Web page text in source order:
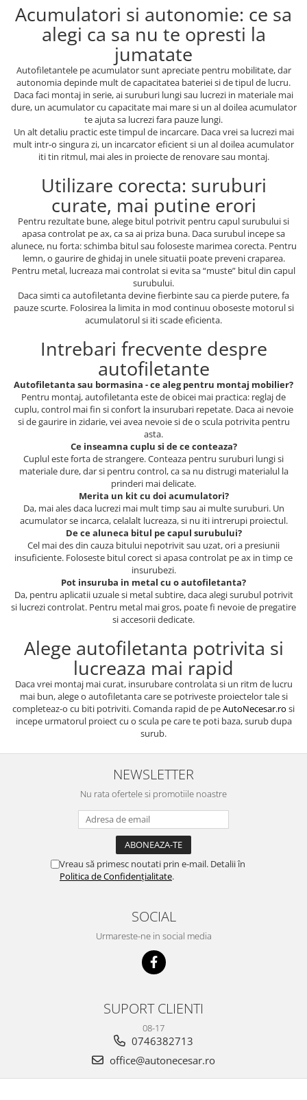
Acumulatori si autonomie: ce sa
alegi ca sa nu te opresti la
jumatate
Autofiletantele pe acumulator sunt apreciate pentru mobilitate, dar
autonomia depinde mult de capacitatea bateriei si de tipul de lucru.
Daca faci montaj in serie, ai suruburi lungi sau lucrezi in materiale mai
dure, un acumulator cu capacitate mai mare si un al doilea acumulator
te ajuta sa lucrezi fara pauze lungi.
Un alt detaliu practic este timpul de incarcare. Daca vrei sa lucrezi mai
mult intr-o singura zi, un incarcator eficient si un al doilea acumulator
iti tin ritmul, mai ales in proiecte de renovare sau montaj.
Utilizare corecta: suruburi
curate, mai putine erori
Pentru rezultate bune, alege bitul potrivit pentru capul surubului si
apasa controlat pe ax, ca sa ai priza buna. Daca surubul incepe sa
alunece, nu forta: schimba bitul sau foloseste marimea corecta. Pentru
lemn, o gaurire de ghidaj in unele situatii poate preveni craparea.
Pentru metal, lucreaza mai controlat si evita sa “muste” bitul din capul
surubului.
Daca simti ca autofiletanta devine fierbinte sau ca pierde putere, fa
pauze scurte. Folosirea la limita in mod continuu oboseste motorul si
acumulatorul si iti scade eficienta.
Intrebari frecvente despre
autofiletante
Autofiletanta sau bormasina - ce aleg pentru montaj mobilier?
Pentru montaj, autofiletanta este de obicei mai practica: reglaj de
cuplu, control mai fin si confort la insurubari repetate. Daca ai nevoie
si de gaurire in zidarie, vei avea nevoie si de o scula potrivita pentru
asta.
Ce inseamna cuplu si de ce conteaza?
Cuplul este forta de strangere. Conteaza pentru suruburi lungi si
materiale dure, dar si pentru control, ca sa nu distrugi materialul la
prinderi mai delicate.
Merita un kit cu doi acumulatori?
Da, mai ales daca lucrezi mai mult timp sau ai multe suruburi. Un
acumulator se incarca, celalalt lucreaza, si nu iti intrerupi proiectul.
De ce aluneca bitul pe capul surubului?
Cel mai des din cauza bitului nepotrivit sau uzat, ori a presiunii
insuficiente. Foloseste bitul corect si apasa controlat pe ax in timp ce
insurubezi.
Pot insuruba in metal cu o autofiletanta?
Da, pentru aplicatii uzuale si metal subtire, daca alegi surubul potrivit
si lucrezi controlat. Pentru metal mai gros, poate fi nevoie de pregatire
si accesorii dedicate.
Alege autofiletanta potrivita si
lucreaza mai rapid
Daca vrei montaj mai curat, insurubare controlata si un ritm de lucru
mai bun, alege o autofiletanta care se potriveste proiectelor tale si
completeaz-o cu biti potriviti. Comanda rapid de peAutoNecesar.ro si
incepe urmatorul proiect cu o scula pe care te poti baza, surub dupa
surub.
NEWSLETTER
Nu rata ofertele si promotiile noastre
Vreau să primesc noutati prin e-mail. Detalii în
Politica de Confidențialitate.
SOCIAL
Urmareste-ne in social media
SUPORT CLIENTI
08-17
0746382713
office@autonecesar.ro